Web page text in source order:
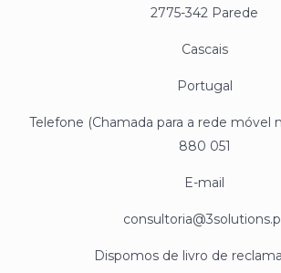
2775-342 Parede
Cascais
Portugal
Telefone (Chamada para a rede móvel
880 051
E-mail
Dispomos de livro de